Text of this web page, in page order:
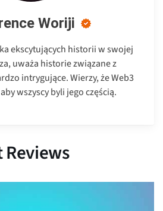
Woriji
ekscytujących historii w swojej
uważa historie związane z
intrygujące. Wierzy, że Web3
wszyscy byli jego częścią.